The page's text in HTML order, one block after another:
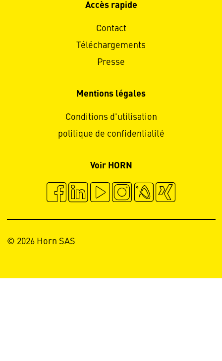
Accès rapide
Contact
Téléchargements
Presse
Mentions légales
Conditions d'utilisation
politique de confidentialité
Voir HORN
© 2026 Horn SAS